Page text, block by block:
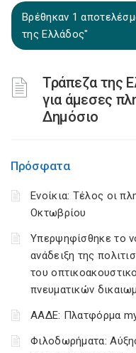
Βρέθηκαν 1
της Ελλάδος"
Τράπεζα της
για άμεσες
Δημόσιο
Πρόσφατα
Ενοίκια: Τέλος οι
Οκτωβρίου
Υπερψηφίσθηκε το
ανάδειξη της
του
πνευματικών
ΑΑΔΕ: Πλατφόρμα
Φιλοδωρήματα: